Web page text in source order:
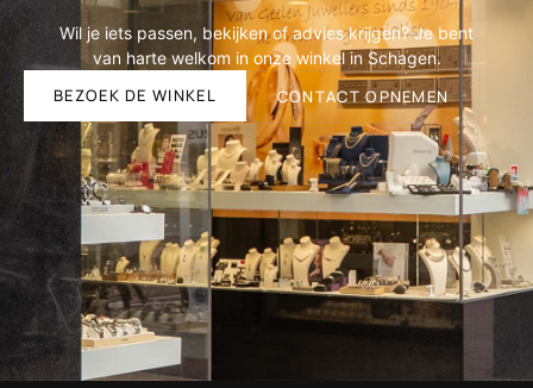
Wil je iets passen, bekijken of advies krijgen? Je bent
van harte welkom in onze winkel in Schagen.
BEZOEK DE WINKEL CONTACT OPNEMEN